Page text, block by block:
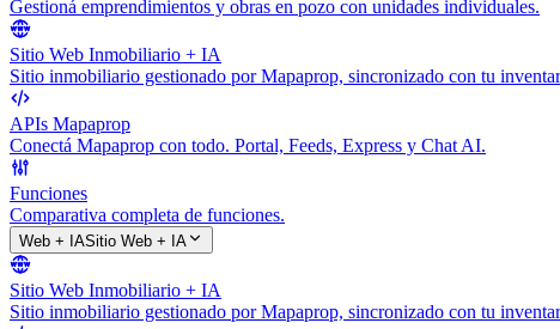
Gestioná emprendimientos y obras en pozo con unidades individuales.
Sitio Web Inmobiliario + IA
Sitio inmobiliario gestionado por Mapaprop, sincronizado con tu
APIs Mapaprop
Conectá Mapaprop con todo. Portal, Feeds, Express y Chat AI.
Funciones
Comparativa completa de funciones.
Web + IASitio Web + IA
Sitio Web Inmobiliario + IA
Sitio inmobiliario gestionado por Mapaprop, sincronizado con tu